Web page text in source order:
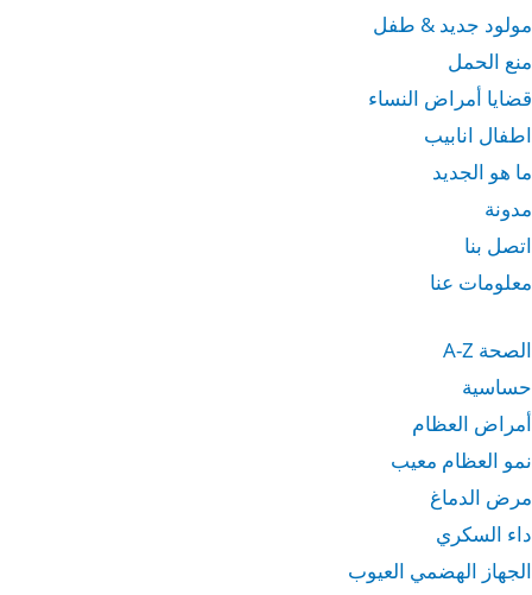
مولود جديد & طفل
منع الحمل
قضايا أمراض النساء
اطفال انابيب
ما هو الجديد
مدونة
اتصل بنا
معلومات عنا
الصحة A-Z
حساسية
أمراض العظام
نمو العظام معيب
مرض الدماغ
داء السكري
الجهاز الهضمي العيوب